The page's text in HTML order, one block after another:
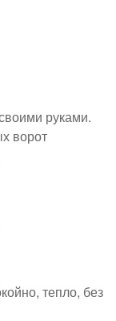
руками.
ворот
тепло, без